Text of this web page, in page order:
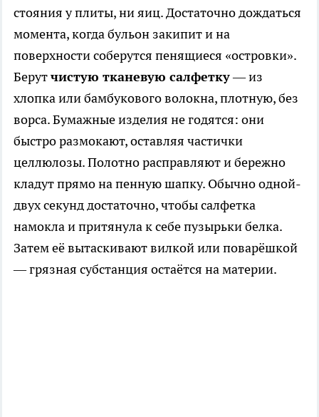
стояния у плиты, ни яиц. Достаточно дождаться
момента, когда бульон закипит и на
поверхности соберутся пенящиеся «островки».
Берутчистую тканевую салфетку— из
хлопка или бамбукового волокна, плотную, без
ворса. Бумажные изделия не годятся: они
быстро размокают, оставляя частички
целлюлозы. Полотно расправляют и бережно
кладут прямо на пенную шапку. Обычно одной-
двух секунд достаточно, чтобы салфетка
намокла и притянула к себе пузырьки белка.
Затем её вытаскивают вилкой или поварёшкой
— грязная субстанция остаётся на материи.